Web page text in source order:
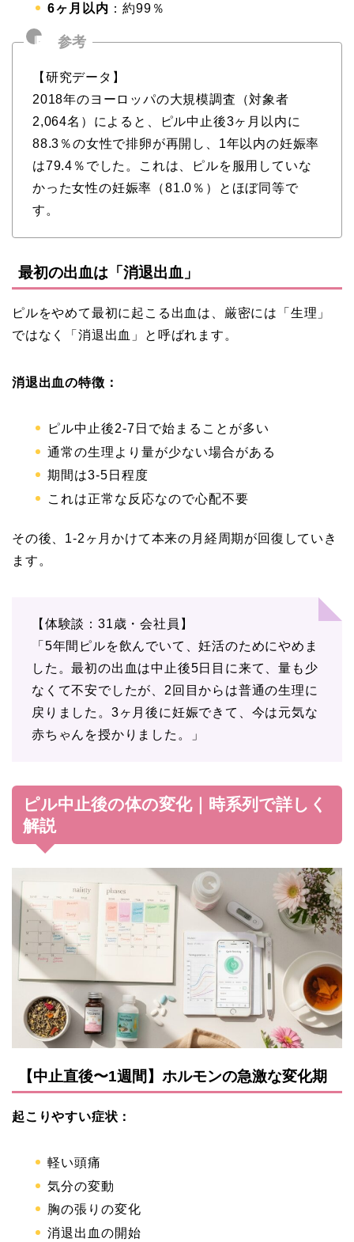
6ヶ月以内 ：約99％
【研究データ】
2018年のヨーロッパの大規模調査（対象者
2,064名）によると、ピル中止後3ヶ月以内に
88.3％の女性で排卵が再開し、1年以内の妊娠率
は79.4％でした。これは、ピルを服用していな
かった女性の妊娠率（81.0％）とほぼ同等で
す。
最初の出血は「消退出血」
ピルをやめて最初に起こる出血は、厳密には「生理」
ではなく「消退出血」と呼ばれます。
消退出血の特徴：
ピル中止後2-7日で始まることが多い
通常の生理より量が少ない場合がある
期間は3-5日程度
これは正常な反応なので心配不要
その後、1-2ヶ月かけて本来の月経周期が回復していき
ます。
【体験談：31歳・会社員】
「5年間ピルを飲んでいて、妊活のためにやめま
した。最初の出血は中止後5日目に来て、量も少
なくて不安でしたが、2回目からは普通の生理に
戻りました。3ヶ月後に妊娠できて、今は元気な
赤ちゃんを授かりました。」
ピル中止後の体の変化｜時系列で詳しく
解説
【中止直後〜1週間】ホルモンの急激な変化期
起こりやすい症状：
軽い頭痛
気分の変動
胸の張りの変化
消退出血の開始